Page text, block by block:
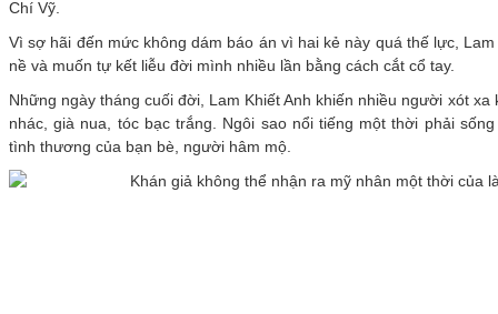
Chí Vỹ.
Vì sợ hãi đến mức không dám báo án vì hai kẻ này quá thế lực,
nề và muốn tự kết liễu đời mình nhiều lần bằng cách cắt cổ tay.
Những ngày tháng cuối đời, Lam Khiết Anh khiến nhiều người xót
nhác, già nua, tóc bạc trắng. Ngôi sao nổi tiếng một thời phải
tình thương của bạn bè, người hâm mộ.